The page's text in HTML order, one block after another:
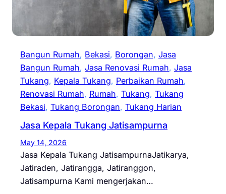
Bangun Rumah, Bekasi, Borongan, Jasa
Bangun Rumah, Jasa Renovasi Rumah, Jasa
Tukang, Kepala Tukang, Perbaikan Rumah
Renovasi Rumah, Rumah, Tukang, Tukang
Bekasi, Tukang Borongan, Tukang Harian
Jasa Kepala Tukang Jatisampurna
May 14, 2026
Jasa Kepala Tukang JatisampurnaJatikarya,
Jatiraden, Jatirangga, Jatiranggon,
Jatisampurna Kami mengerjakan…